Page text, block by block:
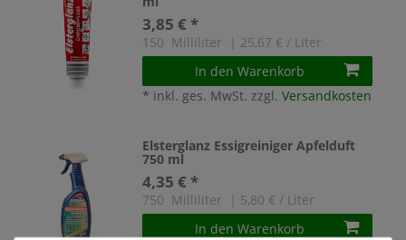
3,85 € *
150 Milliliter
| 25,67 € / Liter
In den Warenkorb
* inkl. ges. MwSt. zzgl.Versandkosten
Elsterglanz Essigreiniger Apfelduft
750 ml
4,35 € *
750 Milliliter
| 5,80 € / Liter
In den Warenkorb